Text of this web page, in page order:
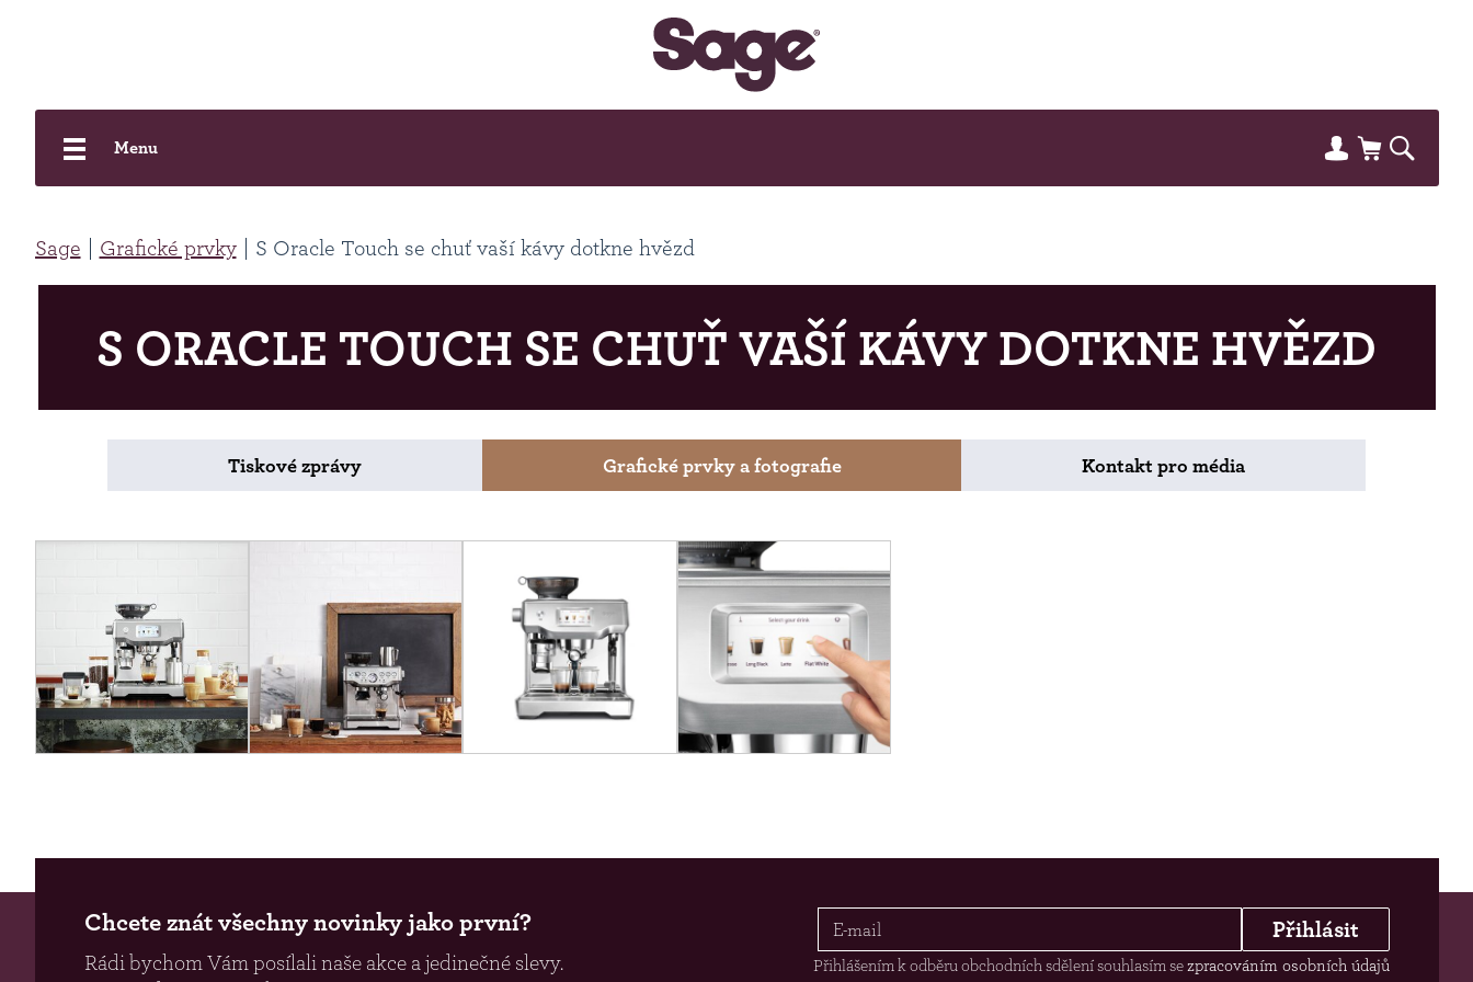
Menu
Sage Grafické prvky S Oracle Touch se chuť vaší kávy dotkne hvězd
S ORACLE TOUCH SE CHUŤ VAŠÍ KÁVY DOTKNE HVĚZD
Tiskové zprávy Grafické prvky a fotografie Kontakt pro média
Chcete znát všechny novinky jako první?
Rádi bychom Vám posílali naše akce a jedinečné slevy.
Přihlásit
Přihlášením k odběru obchodních sdělení souhlasím sezpracováním osobních údajů